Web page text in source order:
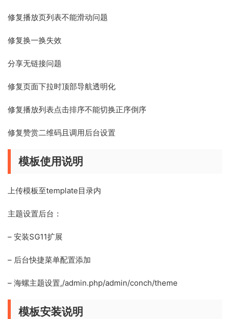
修复播放页列表不能滑动问题
修复换一换失效
分享无链接问题
修复页面下拉时顶部导航透明化
修复播放列表点击排序不能切换正序倒序
修复赞赏二维码且调用后台设置
模板使用说明
上传模板至template目录内
主题设置后台：
– 安装SG11扩展
– 后台快捷菜单配置添加
– 海螺主题设置,/admin.php/admin/conch/theme
模板安装说明